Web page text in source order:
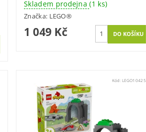
Skladem prodejna(1 ks)
Značka: LEGO®
1 049 Kč
Kód:LEGO10425